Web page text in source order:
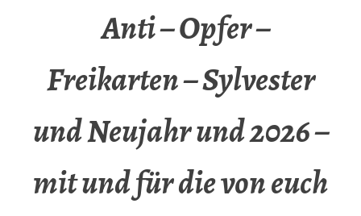
Anti – Opfer –
Freikarten – Sylvester
und Neujahr und 2026 –
mit und für die von euch